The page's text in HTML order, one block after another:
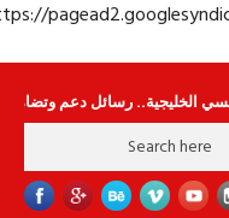
https://
رسائل دعم وتضامن للأشقاء